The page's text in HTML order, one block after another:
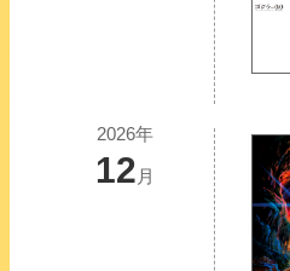
2026年
12 月